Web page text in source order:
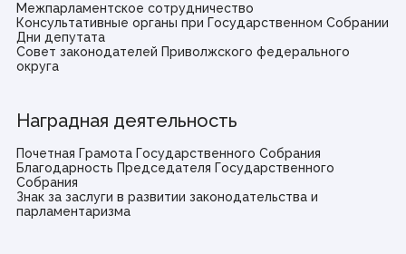
Межпарламентское сотрудничество
Консультативные органы при Государственном Собрании
Дни депутата
Совет законодателей Приволжского федерального
округа
Наградная деятельность
Почетная Грамота Государственного Собрания
Благодарность Председателя Государственного
Собрания
Знак за заслуги в развитии законодательства и
парламентаризма